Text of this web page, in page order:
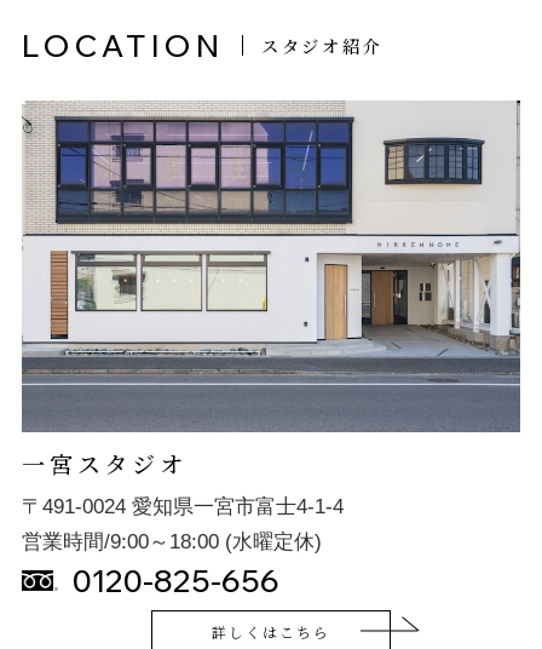
LOCATION スタジオ紹介
一宮スタジオ
〒491-0024 愛知県一宮市富士4-1-4
営業時間/9:00～18:00 (水曜定休)
0120-825-656
詳しくはこちら